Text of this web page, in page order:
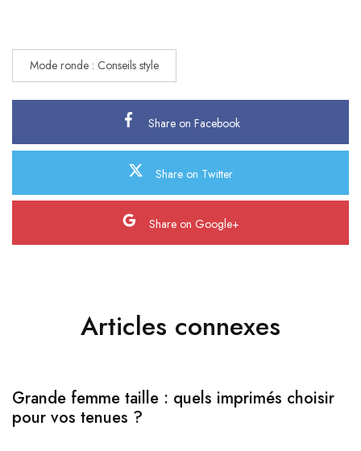
Mode ronde : Conseils style
Share on Facebook
Share on Twitter
Share on Google+
Articles connexes
Grande femme taille : quels imprimés choisir
pour vos tenues ?